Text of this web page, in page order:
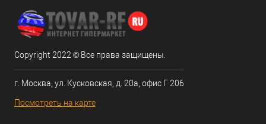
Copyright 2022 © Все права защищены.
г. Москва, ул. Кусковская, д. 20а, офис Г 206
Посмотреть на карте